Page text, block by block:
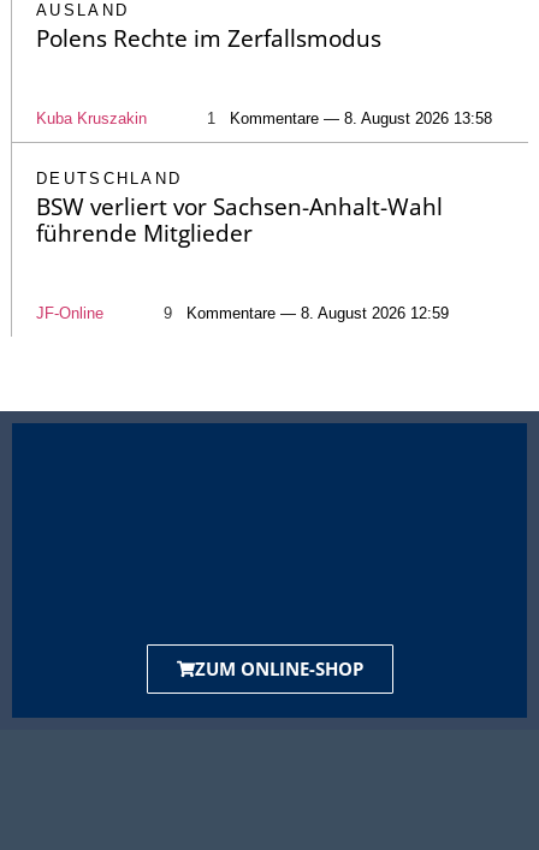
AUSLAND
Polens Rechte im Zerfallsmodus
Kuba Kruszakin 1 Kommentare — 8. August 2026 13:58
DEUTSCHLAND
BSW verliert vor Sachsen-Anhalt-Wahl
führende Mitglieder
JF-Online 9 Kommentare — 8. August 2026 12:59
ZUM ONLINE-SHOP